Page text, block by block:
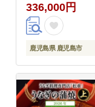
336,000円
鹿児島県 鹿児島市